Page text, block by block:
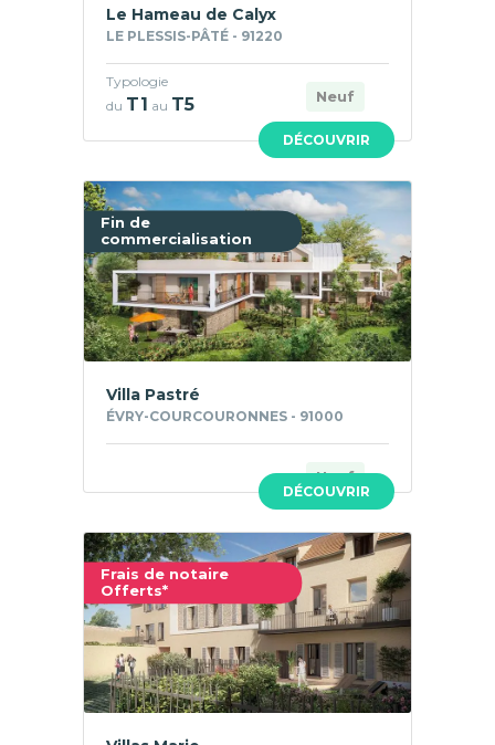
DÉCOUVRIR
Le Hameau de Calyx
LE PLESSIS-PÂTÉ - 91220
Neuf
Typologie
du T1 au T5
Fin de
commercialisation
DÉCOUVRIR
Villa Pastré
ÉVRY-COURCOURONNES - 91000
Neuf
Frais de notaire
Offerts*